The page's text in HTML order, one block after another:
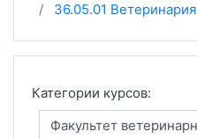
36.05.01 Ветеринария
Категории курсов: